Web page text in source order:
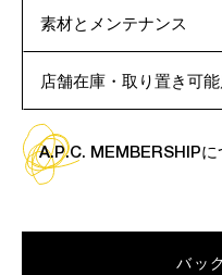
素材とメンテナンス
店舗在庫・取り置き可
A.P.C. MEMBERSHIPに
バッ